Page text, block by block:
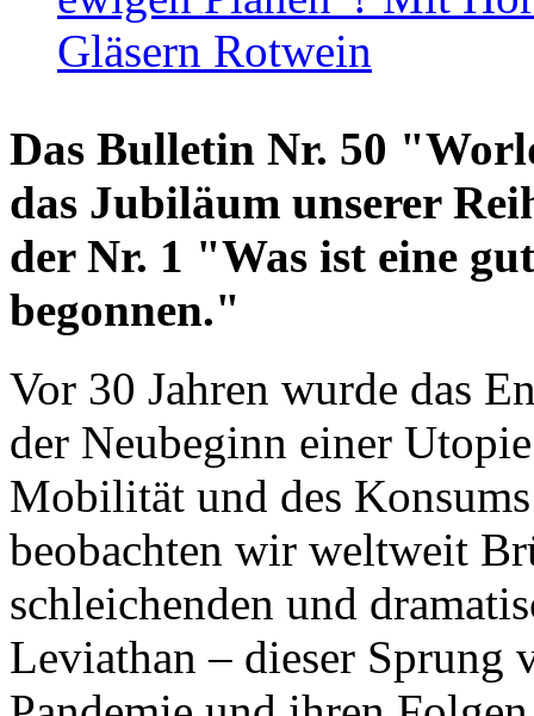
Gläsern Rotwein
Das Bulletin Nr. 50
das Jubiläum unserer
der Nr. 1 "Was ist eine
begonnen."
Vor 30 Jahren wurde das
der Neubeginn einer
Mobilität und des
beobachten wir weltweit
schleichenden und
Leviathan – dieser Sprung